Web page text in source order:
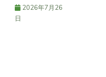
2026年7月26
日